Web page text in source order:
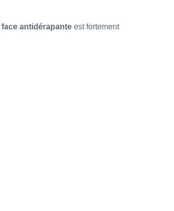
face antidérapante est fortement